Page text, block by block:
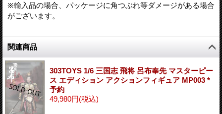
※輸入品の場合、パッケージに角つぶれ等ダメージがある場合
がございます。
関連商品
303TOYS 1/6 三国志 飛将 呂布奉先 マスターピー
ス エディション アクションフィギュア MP003 *
予約
49,980円(税込)